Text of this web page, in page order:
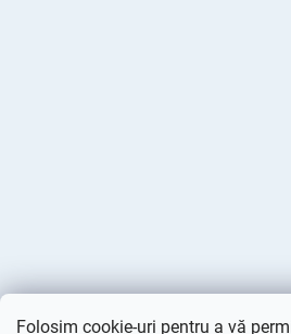
Folosim cookie-uri pentru a vă